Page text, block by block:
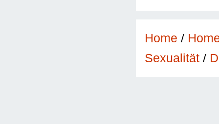
Home /
Sexualität /